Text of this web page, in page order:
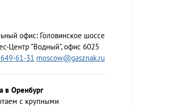
офис: Головинское шоссе
Центр "Водный", офис 6025
61-31 moscow@gasznak.ru
в Оренбург
c крупными